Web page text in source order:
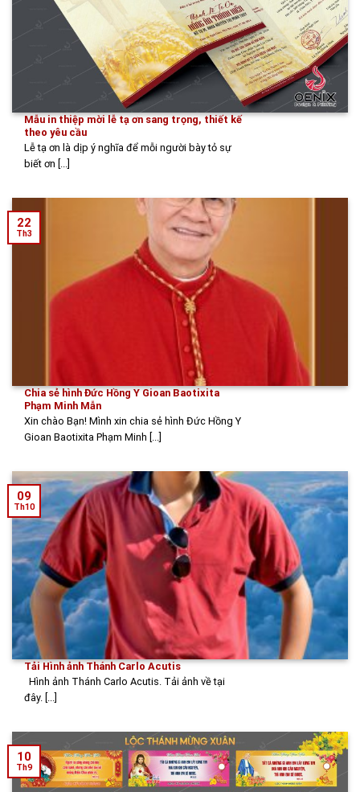
Mẫu in thiệp mời lễ tạ ơn sang trọng, thiết kế
theo yêu cầu
Lễ tạ ơn là dịp ý nghĩa để mỗi người bày tỏ sự
biết ơn [...]
Chia sẻ hình Đức Hồng Y Gioan Baotixita
Phạm Minh Mẫn
Xin chào Bạn! Mình xin chia sẻ hình Đức Hồng Y
Gioan Baotixita Phạm Minh [...]
22
Th3
Tải Hình ảnh Thánh Carlo Acutis
Hình ảnh Thánh Carlo Acutis. Tải ảnh về tại
đây. [...]
09
Th10
10
Th9